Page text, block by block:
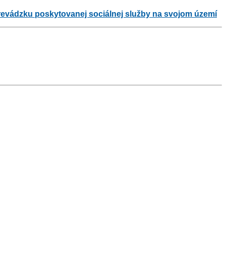
poskytovanej sociálnej služby na svojom území